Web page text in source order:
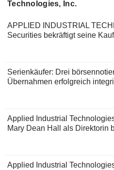
Technologies, Inc.
APPLIED INDUSTRIAL
Securities bekräftigt seine
Serienkäufer: Drei
Übernahmen erfolgreich
Applied Industrial
Mary Dean Hall als Direktorin
Applied Industrial